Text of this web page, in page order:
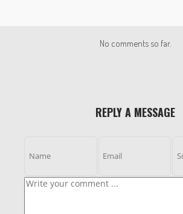
No comments so far.
REPLY A MESSAGE